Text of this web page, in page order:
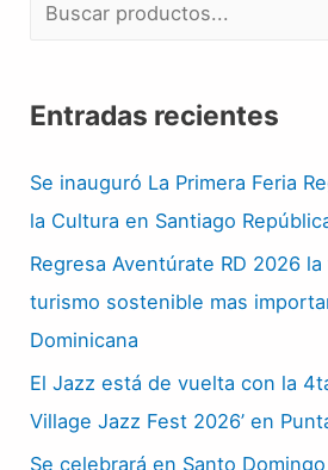
Entradas recientes
Se inauguró La Primera Feria
la Cultura en Santiago
Regresa Aventúrate RD 2026
turismo sostenible mas
Dominicana
El Jazz está de vuelta con la
Village Jazz Fest 2026’ en
Se celebrará en Santo